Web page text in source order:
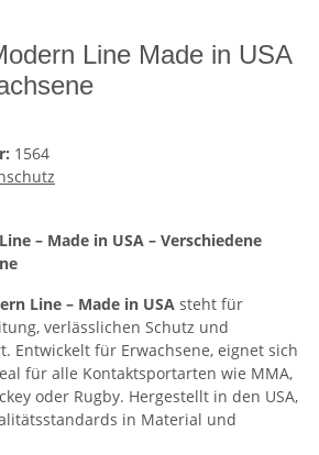
Line Made in USA
1564
– Made in USA – Verschiedene
Line – Made in USA steht für
verlässlichen Schutz und
Entwickelt für Erwachsene, eignet sich
für alle Kontaktsportarten wie MMA,
oder Rugby. Hergestellt in den USA,
in Material und